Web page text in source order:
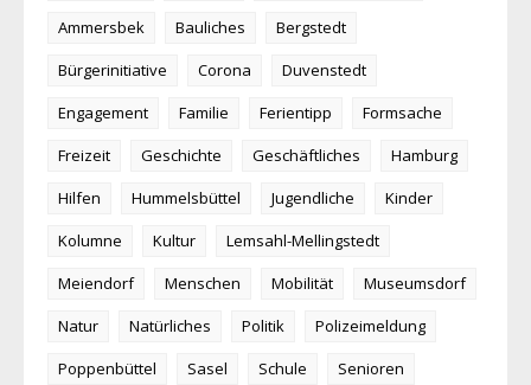
Ammersbek
Bauliches
Bergstedt
Bürgerinitiative
Corona
Duvenstedt
Engagement
Familie Ferientipp
Formsache
Freizeit
Geschichte Geschäftliches
Hamburg
Hilfen
Hummelsbüttel Jugendliche
Kinder
Kolumne
Kultur
Lemsahl-Mellingstedt
Meiendorf
Menschen Mobilität
Museumsdorf
Natur
Natürliches Politik
Polizeimeldung
Poppenbüttel
Sasel Schule
Senioren